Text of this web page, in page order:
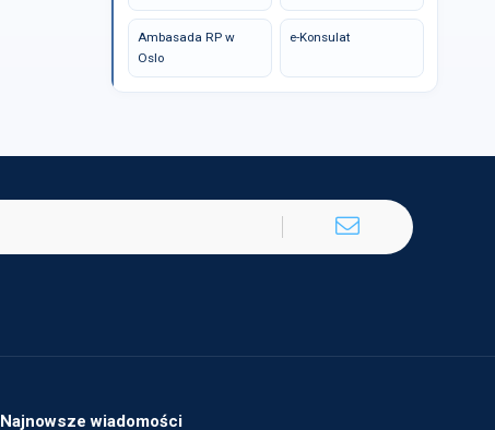
Ambasada RP w
Oslo
e-Konsulat
Najnowsze wiadomości